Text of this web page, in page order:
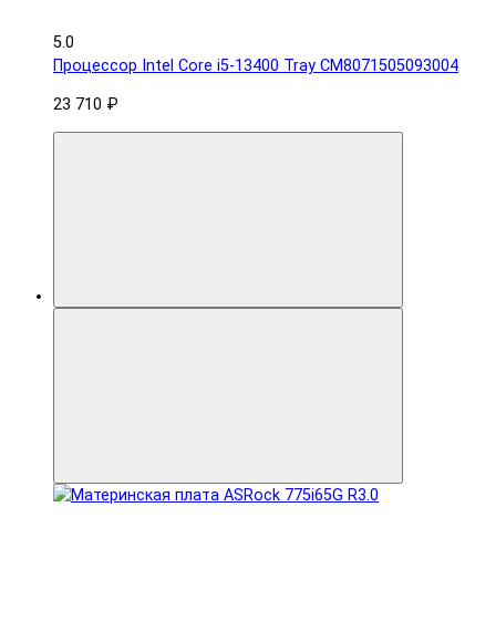
5.0
Процессор Intel Core i5-13400 Tray CM8071505093004
23 710 ₽